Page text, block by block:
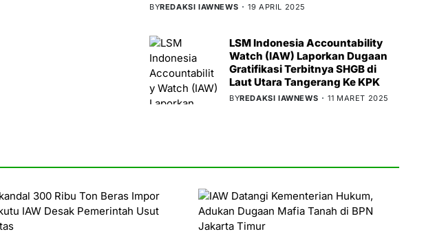
BYREDAKSI IAWNEWS 19 APRIL 2025
LSM Indonesia Accountability
Watch (IAW) Laporkan Dugaan
Gratifikasi Terbitnya SHGB di
Laut Utara Tangerang Ke KPK
BYREDAKSI IAWNEWS 11 MARET 2025